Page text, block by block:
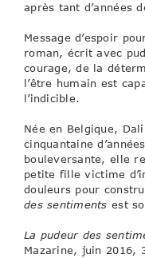
après tant d’années
Message d’espoir
roman, écrit avec
courage, de la
l’être humain est
l’indicible.
Née en Belgique,
cinquantaine
bouleversante, elle
petite fille victime
douleurs pour
des sentiments est
La pudeur des
Mazarine, juin 2016,